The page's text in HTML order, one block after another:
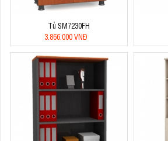
Tủ SM7230FH
3.866.000 VNĐ